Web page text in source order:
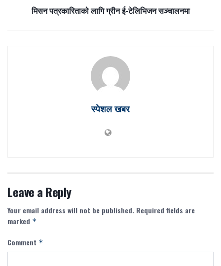
मिसन पत्रकारिताको लागि ग्रीन ई-टेलिभिजन सञ्चालनमा
स्पेशल खबर
Leave a Reply
Your email address will not be published. Required fields are
marked *
Comment *